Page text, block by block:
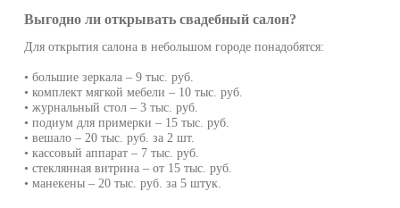
Выгодно ли открывать свадебный салон?
Для открытия салона в небольшом городе понадобятся:
• большие зеркала – 9 тыс. руб.
• комплект мягкой мебели – 10 тыс. руб.
• журнальный стол – 3 тыс. руб.
• подиум для примерки – 15 тыс. руб.
• вешало – 20 тыс. руб. за 2 шт.
• кассовый аппарат – 7 тыс. руб.
• стеклянная витрина – от 15 тыс. руб.
• манекены – 20 тыс. руб. за 5 штук.